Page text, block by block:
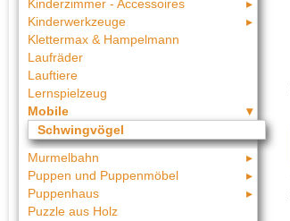
Kinderzimmer - Accessoires
Kinderwerkzeuge
Klettermax & Hampelmann
Laufräder
Lauftiere
Lernspielzeug
Mobile
Schwingvögel
Murmelbahn
Puppen und Puppenmöbel
Puppenhaus
Puzzle aus Holz